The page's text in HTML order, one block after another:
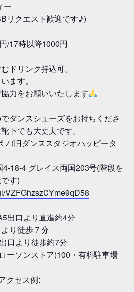
ー
リクエスト歓迎です♪)
/17時以降1000円
ドリンク持込可。
ます。
力をお願いいたします
ダンスシューズをお持ちくださ
下でも大丈夫です。
ノ(旧ダンススタジオハッピータ
4-18-4 グレイス両国203号(階段を
す)
VZFGhzszCYme9qD58
出口より直進約4分
り徒歩７分
口より徒歩約7分
ーソンストア)100・有料駐車場
クセス例: